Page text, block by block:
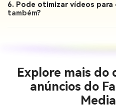
6. Pode otimizar vídeos
também?
Explore mais do
anúncios do